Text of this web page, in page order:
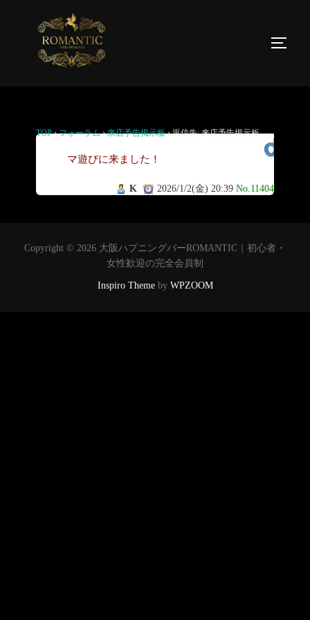
返信先: 来店予告掲示板
TOP › フォーラム › 来店予告掲示板 › 返信先: 来店予告掲示板
ロ
マ遊びに来ました！
K 2026/1/2(金) 20:39 No.11404
Copyright © 2026 大阪ハプニングバーROMANTIC｜初心者・
女性歓迎の完全会員制
Inspiro Themeby WPZOOM